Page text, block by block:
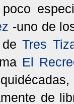
-uno de
deTres
El
de